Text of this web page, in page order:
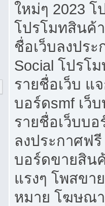
ใหม่ๆ 2023
โปรโมทสินค้
ชื่อเว็บลงปร
Social โปรโ
รายชื่อเว็บ แ
บอร์ดsmf เว็
รายชื่อเว็บบ
ลงประกาศฟรี
บอร์ดขายสิน
แรงๆ โพสขา
หมาย โฆษณ